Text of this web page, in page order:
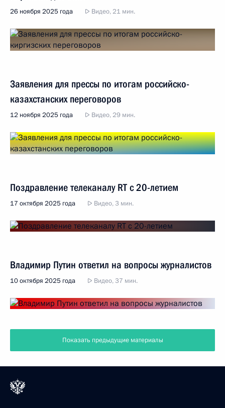
26 ноября 2025 года Видео, 21 мин.
Заявления для прессы по итогам российско-
казахстанских переговоров
12 ноября 2025 года Видео, 29 мин.
Поздравление телеканалу RT с 20-летием
17 октября 2025 года Видео, 3 мин.
Владимир Путин ответил на вопросы журналистов
10 октября 2025 года Видео, 37 мин.
Показать предыдущие материалы